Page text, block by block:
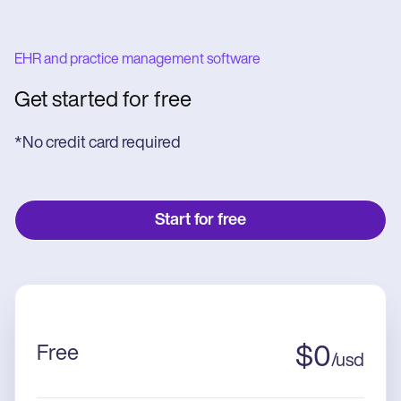
EHR and practice management software
Get started for free
*No credit card required
Start for free
Free $0/usd